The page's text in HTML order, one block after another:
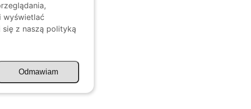
wyświetlać
z naszą polityką
Odmawiam